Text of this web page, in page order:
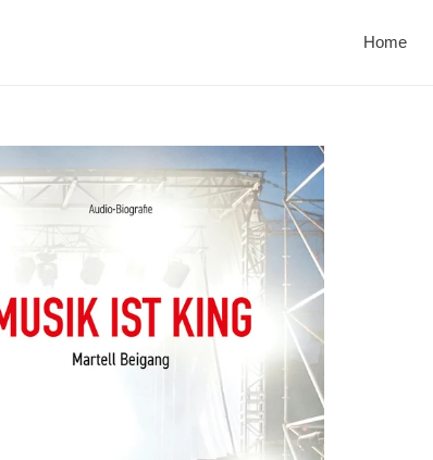
Home